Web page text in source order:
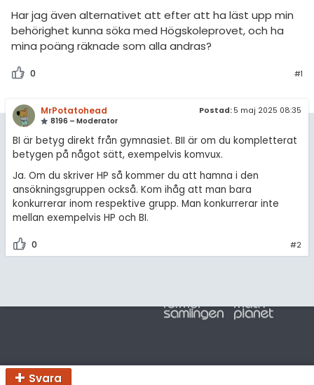
Har jag även alternativet att efter att ha läst upp min
behörighet kunna söka med Högskoleprovet, och ha
mina poäng räknade som alla andras?
0 #1
MrPotatohead
8196 – Moderator
Postad: 5 maj 2025 08:35
BI är betyg direkt från gymnasiet. BII är om du kompletterat
betygen på något sätt, exempelvis komvux.
Ja. Om du skriver HP så kommer du att hamna i den
ansökningsgruppen också. Kom ihåg att man bara
konkurrerar inom respektive grupp. Man konkurrerar inte
mellan exempelvis HP och BI.
0 #2
Svara
språk
ämnen
diskussioner
Topplistor
Om Pluggakuten
Allmänna villkor